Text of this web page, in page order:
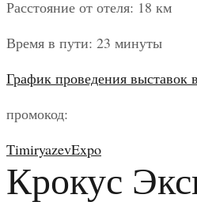
Расстояние от отеля: 18 км
Время в пути: 23 минуты
График проведения выставок
промокод:
TimiryazevExpo
Крокус